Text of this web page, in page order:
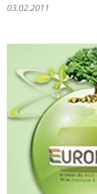
03.02.2011